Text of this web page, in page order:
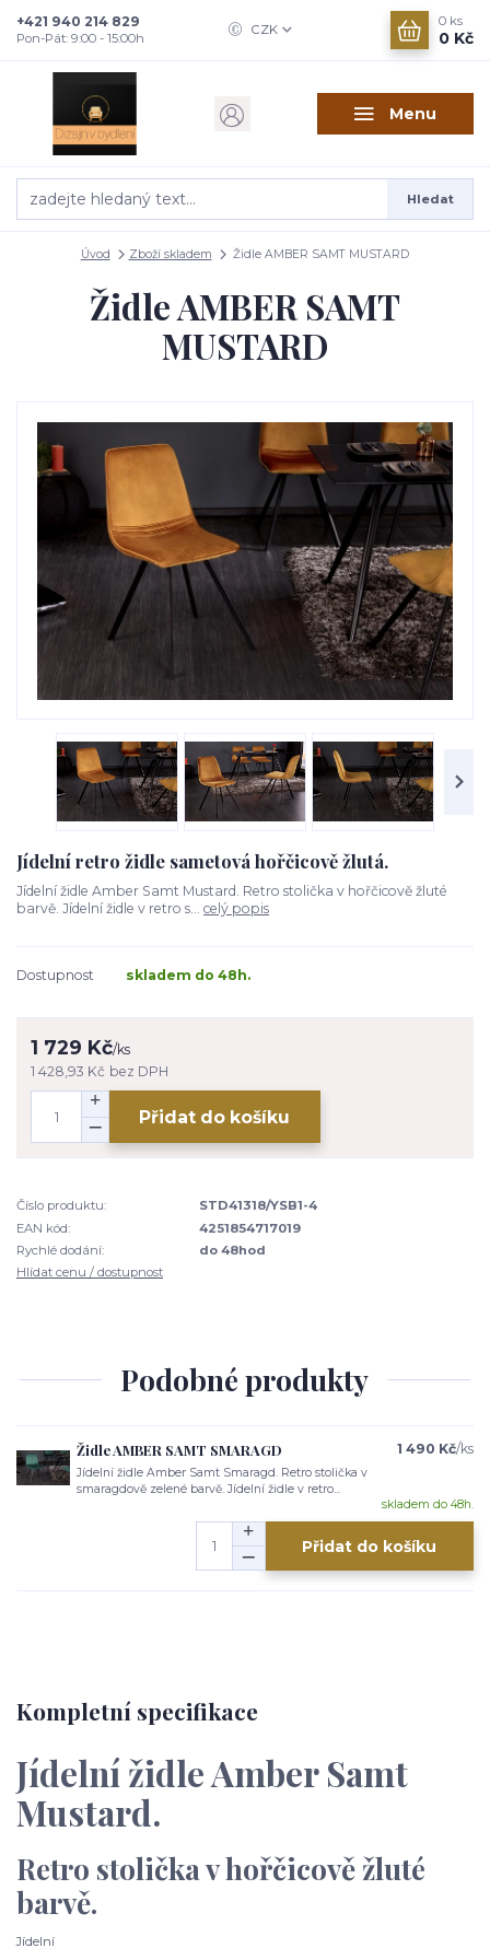
Menu
CZK
Hledat
+421 940 214 829
Pon-Pát: 9:00 - 15:00h
0 ks
0 Kč
Úvod Zboží skladem Židle AMBER SAMT MUSTARD
Židle AMBER SAMT
MUSTARD
Jídelní retro židle sametová hořčicově žlutá.
Jídelní židle Amber Samt Mustard. Retro stolička v hořčicově žluté
barvě. Jídelní židle v retro s... celý popis
Dostupnost skladem do 48h.
1 729 Kč/ks
1 428,93 Kč bez DPH
Přidat do košíku
Číslo produktu:
STD41318/YSB1-4
EAN kód:
4251854717019
Rychlé dodání:
do 48hod
Hlídat cenu / dostupnost
Podobné produkty
Židle AMBER SAMT SMARAGD
Jídelní židle Amber Samt Smaragd. Retro stolička v
smaragdově zelené barvě. Jídelní židle v retro...
1 490 Kč/ks
skladem do 48h.
Přidat do košíku
Kompletní specifikace
Jídelní židle Amber Samt
Mustard.
Retro stolička v hořčicově žluté
barvě.
Jídelní